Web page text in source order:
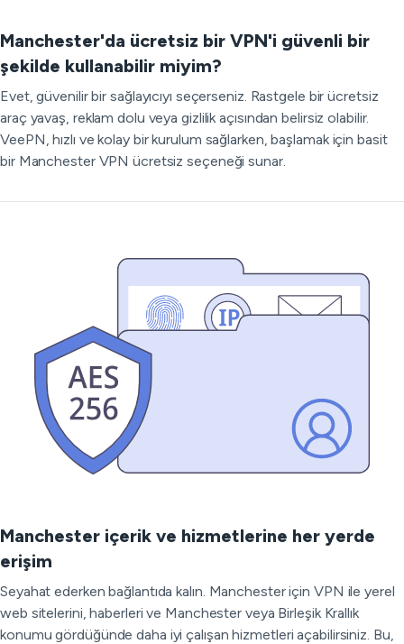
Manchester'da ücretsiz bir VPN'i güvenli bir
şekilde kullanabilir miyim?
Evet, güvenilir bir sağlayıcıyı seçerseniz. Rastgele bir ücretsiz
araç yavaş, reklam dolu veya gizlilik açısından belirsiz olabilir.
VeePN, hızlı ve kolay bir kurulum sağlarken, başlamak için basit
bir Manchester VPN ücretsiz seçeneği sunar.
Manchester içerik ve hizmetlerine her yerde
erişim
Seyahat ederken bağlantıda kalın. Manchester için VPN ile yerel
web sitelerini, haberleri ve Manchester veya Birleşik Krallık
konumu gördüğünde daha iyi çalışan hizmetleri açabilirsiniz. Bu,